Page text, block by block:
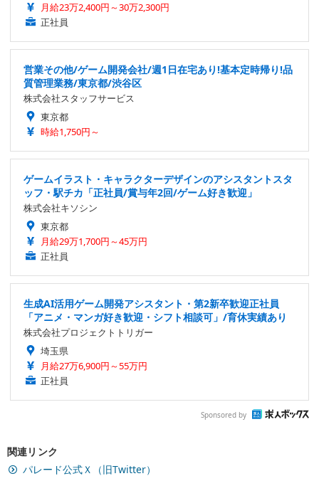
月給23万2,400円～30万2,300円
正社員
営業その他/ゲーム開発会社/週1日在宅あり!基本定時帰り!品
質管理業務/東京都/渋谷区
株式会社スタッフサービス
東京都
時給1,750円～
ゲームイラスト・キャラクターデザインのアシスタントスタ
ッフ・駅チカ「正社員/賞与年2回/ゲーム好き歓迎」
株式会社キソシン
東京都
月給29万1,700円～45万円
正社員
生成AI活用ゲーム開発アシスタント・第2新卒歓迎正社員
「アニメ・マンガ好き歓迎・シフト相談可」/育休実績あり
株式会社プロジェクトトリガー
埼玉県
月給27万6,900円～55万円
正社員
Sponsored by
関連リンク
パレード公式Ｘ（旧Twitter）